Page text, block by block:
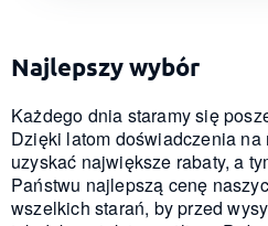
Najlepszy wybór
Każdego dnia staramy się
Dzięki latom doświadczenia
uzyskać największe rabaty, a
Państwu najlepszą cenę
wszelkich starań, by przed